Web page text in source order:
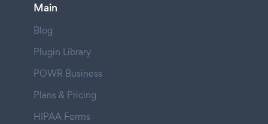
Main
Blog
Plugin Library
POWR Business
Plans & Pricing
HIPAA Forms